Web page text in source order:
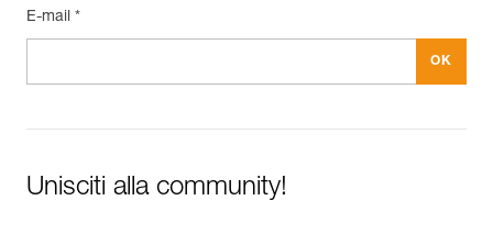
E-mail *
Unisciti alla community!